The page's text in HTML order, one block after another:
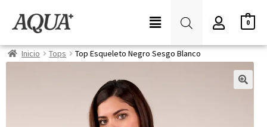
0
Inicio Tops Top Esqueleto Negro Sesgo Blanco